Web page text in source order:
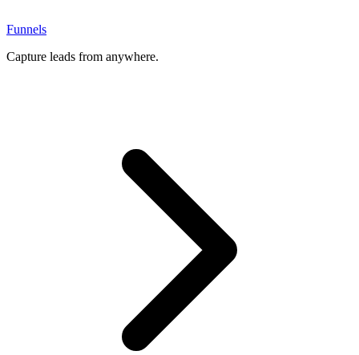
Funnels
Capture leads from anywhere.